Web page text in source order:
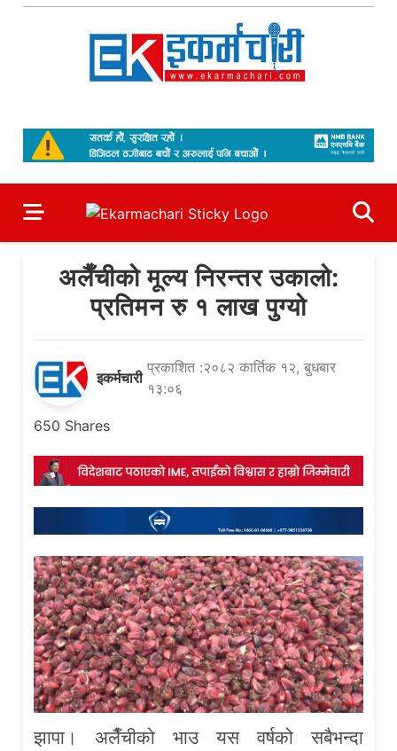
Skip
अलैँचीको मूल्य निरन्तर उकालो:
प्रतिमन रु १ लाख पुग्यो
इकर्मचारी
प्रकाशित :२०८२ कार्तिक १२, बुधबार
१३:०६
650 Shares
झापा। अलैँचीको भाउ यस वर्षको सबैभन्दा